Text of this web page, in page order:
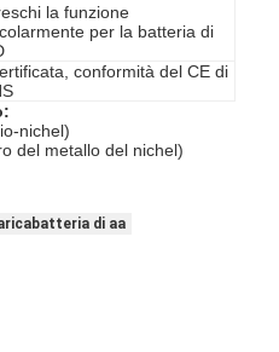
la funzione
per la batteria di
conformità del CE di
nichel)
del metallo del nichel)
di aa